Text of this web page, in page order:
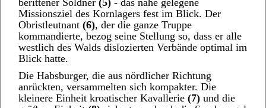
Missionsziel des Kornlagers fest im Blick. Der
Obristleutnant (6), der die ganze Truppe
kommandierte, bezog seine Stellung so, dass er alle
westlich des Walds dislozierten Verbände optimal im
Blick hatte.
Die Habsburger, die aus nördlicher Richtung
anrückten, versammelten sich kompakter. Die
kleinere Einheit kroatischer Kavallerie (7) und die